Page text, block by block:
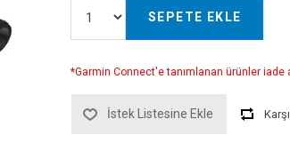
SEPETE EKLE
*Garmin Connect'e tanımlanan ürünler iade
İstek Listesine Ekle